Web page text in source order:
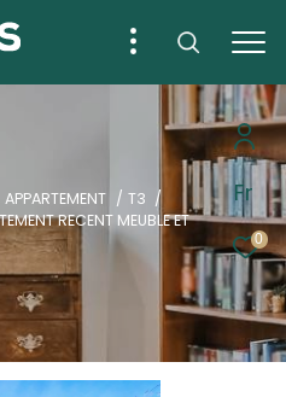
Fr
0
APPARTEMENT
T3
RECENT MEUBLE ET